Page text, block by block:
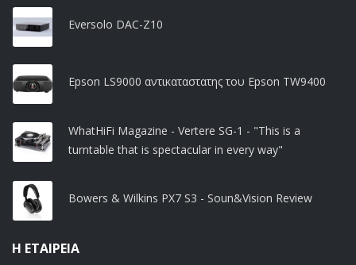
Eversolo DAC-Z10
Epson LS9000 αντικαταστατης του Epson TW9400
WhatHiFi Magazine - Vertere SG-1 - "This is a
turntable that is spectacular in every way"
Bowers & Wilkins PX7 S3 - Soun&Vision Review
Η ΕΤΑΙΡΕΊΑ